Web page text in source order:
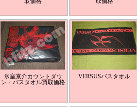
氷室京介カウントダウ
ン・バスタオル買取価格
VERSUSバスタオル